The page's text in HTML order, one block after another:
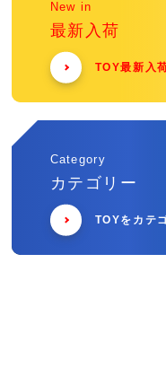
New in
最新入荷
TOY最新入
Category
カテゴリー
TOYをカテ